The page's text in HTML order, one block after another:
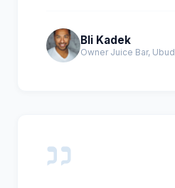
Bli Kadek
Owner Juice Bar, Ubud